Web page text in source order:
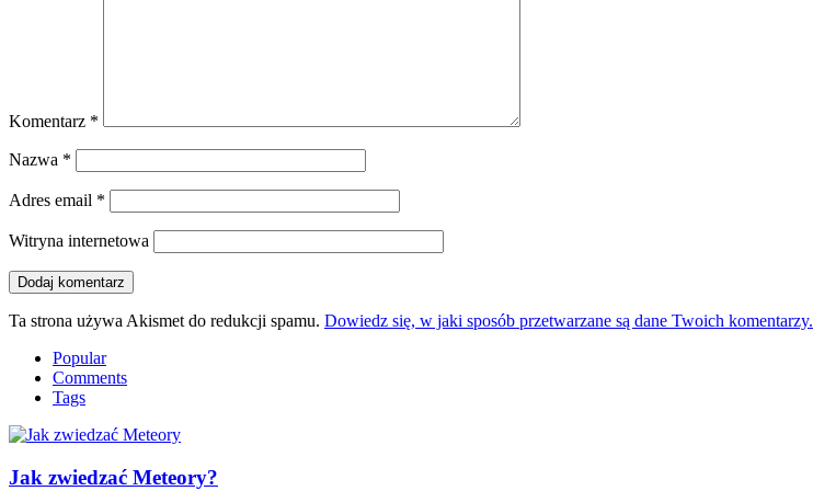
Komentarz *
Nazwa *
Adres email *
Witryna internetowa
Ta strona używa Akismet do redukcji spamu. Dowiedz się, w jaki sposób przetwarzane są dane Twoich komentarzy.
Popular
Comments
Tags
Jak zwiedzać Meteory?